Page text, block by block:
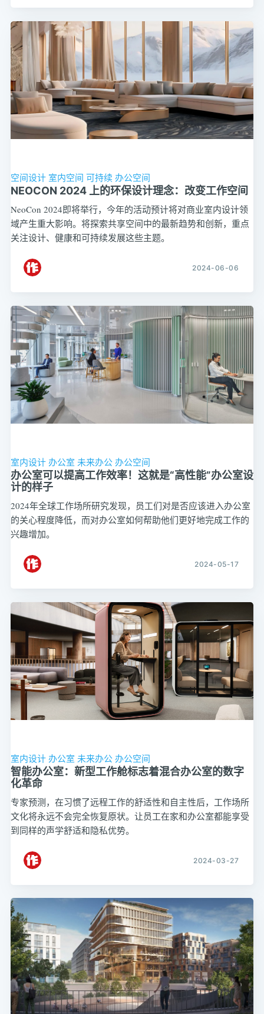
空间设计 室内空间 可持续 办公空间
NEOCON 2024 上的环保设计理念：改变工作空间
NeoCon 2024即将举行，今年的活动预计将对商业室内设计领
域产生重大影响。将探索共享空间中的最新趋势和创新，重点
关注设计、健康和可持续发展这些主题。
2024-06-06
室内设计 办公室 未来办公 办公空间
办公室可以提高工作效率！这就是“高性能”办公室设
计的样子
2024年全球工作场所研究发现，员工们对是否应该进入办公室
的关心程度降低，而对办公室如何帮助他们更好地完成工作的
兴趣增加。
2024-05-17
室内设计 办公室 未来办公 办公空间
智能办公室：新型工作舱标志着混合办公室的数字
化革命
专家预测，在习惯了远程工作的舒适性和自主性后，工作场所
文化将永远不会完全恢复原状。让员工在家和办公室都能享受
到同样的声学舒适和隐私优势。
2024-03-27